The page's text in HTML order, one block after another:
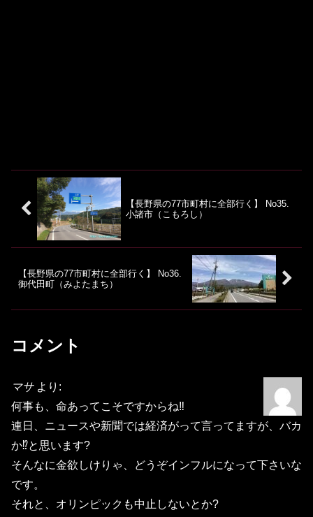
【長野県の77市町村に全部行く】 No35.
小諸市（こもろし）
【長野県の77市町村に全部行く】 No36.
御代田町（みよたまち）
コメント
マサ より:
何事も、命あってこそですからね‼️
連日、ニュースや新聞では経済がって言ってますが、バカ
か⁉️と思います?
そんなに金欲しけりゃ、どうぞインフルになって下さいな
です。
それと、オリンピックも中止しないとか?